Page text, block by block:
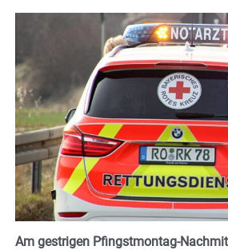
Am gestrigen Pfingstmontag-